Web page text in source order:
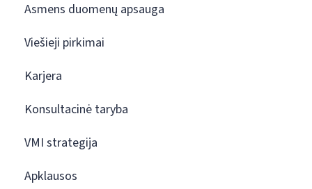
Asmens duomenų apsauga
Viešieji pirkimai
Karjera
Konsultacinė taryba
VMI strategija
Apklausos